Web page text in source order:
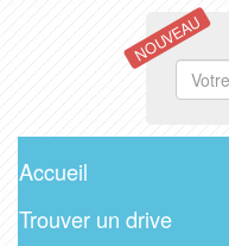
NOUVEAU
Accueil
Trouver un drive